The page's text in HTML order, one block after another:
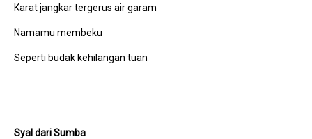
Karat jangkar tergerus air garam
Namamu membeku
Seperti budak kehilangan tuan
Syal dari Sumba